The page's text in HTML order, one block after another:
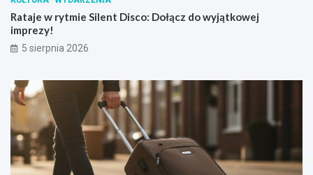
Rataje w rytmie Silent Disco: Dołącz do wyjątkowej
imprezy!
5 sierpnia 2026